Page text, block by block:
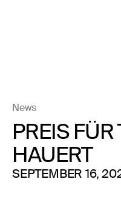
News
PREIS
HAUERT
SEPTEMBER 16,